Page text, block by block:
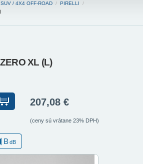
/ 4X4 OFF-ROAD / PIRELLI
/
XL (L)
207,08 €
(ceny sú vrátane 23% DPH)
BdB